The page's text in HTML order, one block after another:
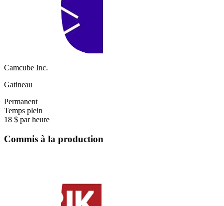
Camcube Inc.
Gatineau
Permanent
Temps plein
18 $ par heure
Commis à la production